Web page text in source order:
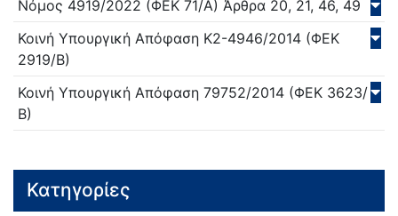
Νόμος 4919/2022 (ΦΕΚ 71/Α) Άρθρα 20, 21, 46, 49
Κοινή Υπουργική Απόφαση Κ2-4946/2014 (ΦΕΚ
2919/Β)
Κοινή Υπουργική Απόφαση 79752/2014 (ΦΕΚ 3623/
Β)
Κατηγορίες